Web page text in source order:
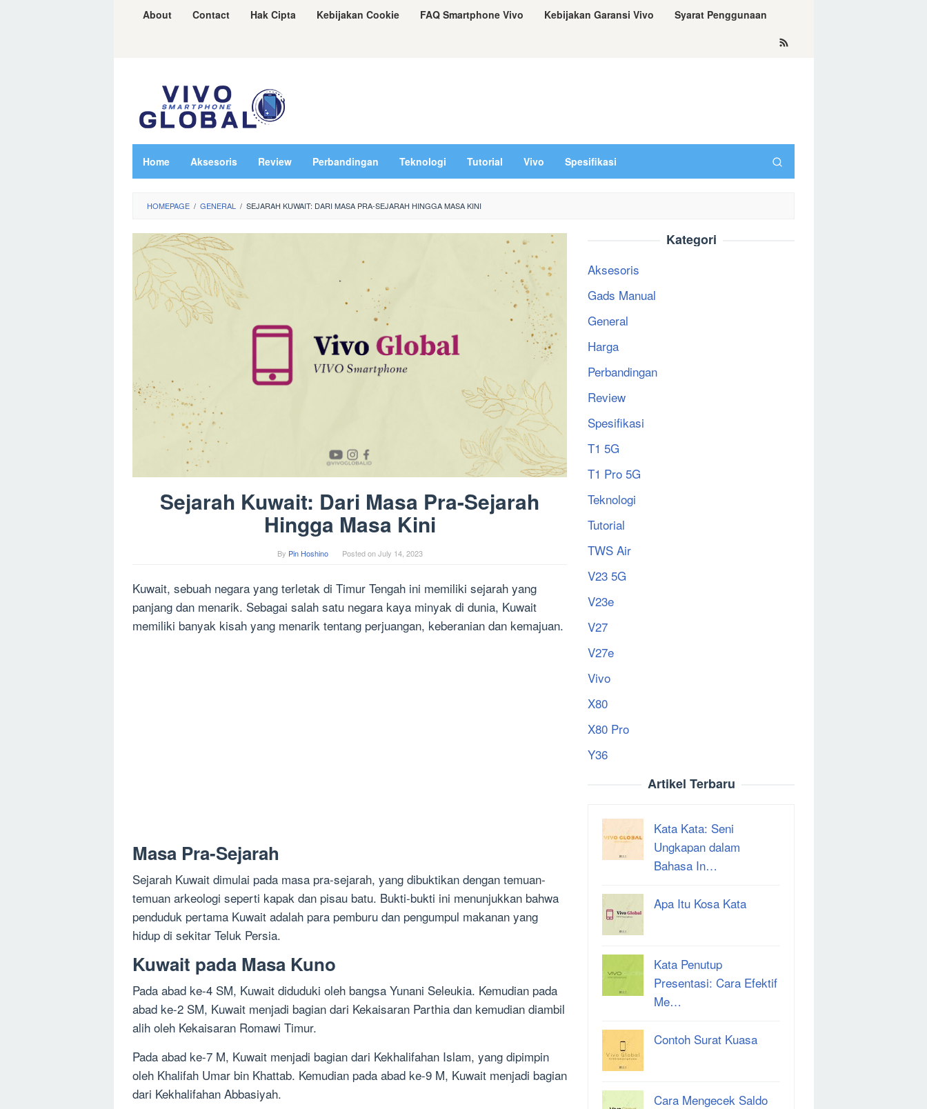
About Contact Hak Cipta Kebijakan Cookie FAQ Smartphone Vivo Kebijakan Garansi Vivo Syarat Penggunaan
Home Aksesoris Review Perbandingan Teknologi Tutorial Vivo Spesifikasi
HOMEPAGE / GENERAL / SEJARAH KUWAIT: DARI MASA PRA-SEJARAH HINGGA MASA KINI
Sejarah Kuwait: Dari Masa Pra-Sejarah
Hingga Masa Kini
By Pin Hoshino Posted onJuly 14, 2023
Kuwait, sebuah negara yang terletak di Timur Tengah ini memiliki sejarah yang
panjang dan menarik. Sebagai salah satu negara kaya minyak di dunia, Kuwait
memiliki banyak kisah yang menarik tentang perjuangan, keberanian dan kemajuan.
Masa Pra-Sejarah
Sejarah Kuwait dimulai pada masa pra-sejarah, yang dibuktikan dengan temuan-
temuan arkeologi seperti kapak dan pisau batu. Bukti-bukti ini menunjukkan bahwa
penduduk pertama Kuwait adalah para pemburu dan pengumpul makanan yang
hidup di sekitar Teluk Persia.
Kuwait pada Masa Kuno
Pada abad ke-4 SM, Kuwait diduduki oleh bangsa Yunani Seleukia. Kemudian pada
abad ke-2 SM, Kuwait menjadi bagian dari Kekaisaran Parthia dan kemudian diambil
alih oleh Kekaisaran Romawi Timur.
Pada abad ke-7 M, Kuwait menjadi bagian dari Kekhalifahan Islam, yang dipimpin
oleh Khalifah Umar bin Khattab. Kemudian pada abad ke-9 M, Kuwait menjadi bagian
dari Kekhalifahan Abbasiyah.
Kategori
Aksesoris
Gads Manual
General
Harga
Perbandingan
Review
Spesifikasi
T1 5G
T1 Pro 5G
Teknologi
Tutorial
TWS Air
V23 5G
V23e
V27
V27e
Vivo
X80
X80 Pro
Y36
Artikel Terbaru
Kata Kata: Seni
Ungkapan dalam
Bahasa In…
Apa Itu Kosa Kata
Kata Penutup
Presentasi: Cara Efektif
Me…
Contoh Surat Kuasa
Cara Mengecek Saldo